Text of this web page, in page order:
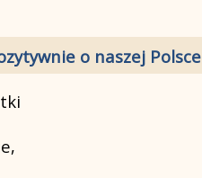
o naszej Polsce